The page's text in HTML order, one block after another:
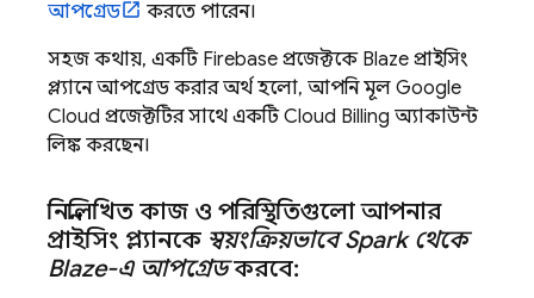
আপগ্রেড
করতে পারেন।
সহজ কথায়, একটি Firebase প্রজেক্টকে Blaze প্রাইসিং
প্ল্যানে আপগ্রেড করার অর্থ হলো, আপনি মূল Google
Cloud প্রজেক্টটির সাথে একটিCloud Billing অ্যাকাউন্ট
লিঙ্ক করছেন।
নিম্নলিখিত কাজ ও পরিস্থিতিগুলো আপনার
প্রাইসিং প্ল্যানকে স্বয়ংক্রিয়ভাবে Spark থেকে
Blaze-এ আপগ্রেডকরবে: